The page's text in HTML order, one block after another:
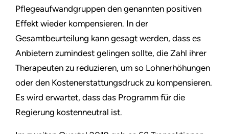
Pflegeaufwandgruppen den genannten positiven
Effekt wieder kompensieren. In der
Gesamtbeurteilung kann gesagt werden, dass es
Anbietern zumindest gelingen sollte, die Zahl ihrer
Therapeuten zu reduzieren, um so Lohnerhöhungen
oder den Kostenerstattungsdruck zu kompensieren.
Es wird erwartet, dass das Programm für die
Regierung kostenneutral ist.